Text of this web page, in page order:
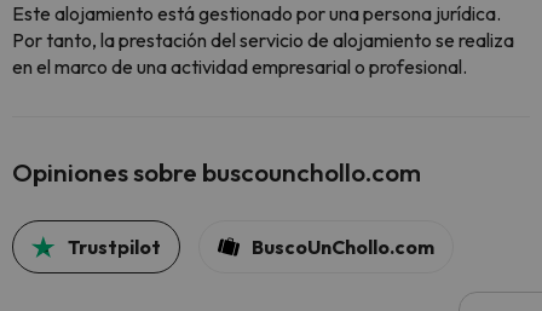
Este alojamiento está gestionado por una persona jurídica.
Por tanto, la prestación del servicio de alojamiento se realiza
en el marco de una actividad empresarial o profesional.
Opiniones sobre buscounchollo.com
Trustpilot BuscoUnChollo.com